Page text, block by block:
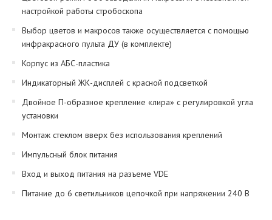
настройкой работы стробоскопа
Выбор цветов и макросов также осуществляется с помощью
инфракрасного пульта ДУ (в комплекте)
Корпус из АБС-пластика
Индикаторный ЖК-дисплей с красной подсветкой
Двойное П-образное крепление «лира» с регулировкой угла
установки
Монтаж стеклом вверх без использования креплений
Импульсный блок питания
Вход и выход питания на разъеме VDE
Питание до 6 светильников цепочкой при напряжении 240 В